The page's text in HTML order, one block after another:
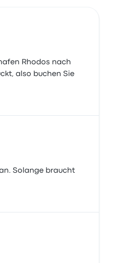
Rhodos nach
also buchen Sie
Solange braucht